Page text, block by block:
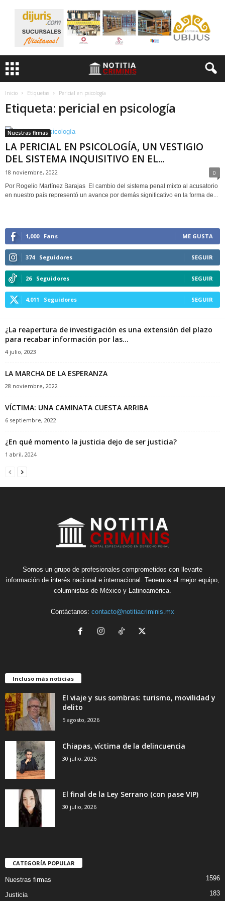
Inicio Etiquetas Pericial en psicología
Etiqueta: pericial en psicología
Nuestras firmas
LA PERICIAL EN PSICOLOGÍA, UN VESTIGIO
DEL SISTEMA INQUISITIVO EN EL...
18 noviembre, 2022 0
Por Rogelio Martínez Barajas El cambio del sistema penal mixto al acusatorio
en nuestro país representó un avance por demás significativo en la forma de...
1,000 Fans ME GUSTA
374 Seguidores SEGUIR
26 Seguidores SEGUIR
4,011 Seguidores SEGUIR
¿La reapertura de investigación es una extensión del plazo
para recabar información por las...
4 julio, 2023
LA MARCHA DE LA ESPERANZA
28 noviembre, 2022
VÍCTIMA: UNA CAMINATA CUESTA ARRIBA
6 septiembre, 2022
¿En qué momento la justicia dejo de ser justicia?
1 abril, 2024
Somos un grupo de profesionales comprometidos con llevarte
información de interés nacional e internacional. Tenemos el mejor equipo,
columnistas de México y Latinoamérica.
Contáctanos: contacto@notitiacriminis.mx
Incluso más noticias
El viaje y sus sombras: turismo, movilidad y
delito
5 agosto, 2026
Chiapas, víctima de la delincuencia
30 julio, 2026
El final de la Ley Serrano (con pase VIP)
30 julio, 2026
CATEGORÍA POPULAR
Nuestras firmas 1596
Justicia 183